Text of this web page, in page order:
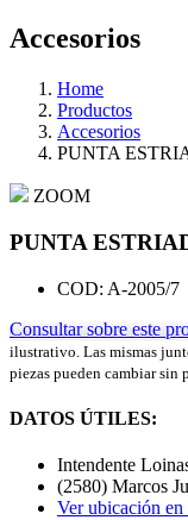
Accesorios
Home
Productos
Accesorios
PUNTA
ZOOM
PUNTA
COD: A-2005/7
Consultar sobre este
ilustrativo. Las mismas
piezas pueden cambiar sin
DATOS ÚTILES:
Intendente
(2580) Marcos
Ver ubicación en